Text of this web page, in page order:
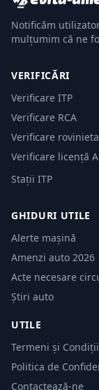
Notificăm
mulțumim că ne
VERIFICĂRI
Verificare ITP
Verificare RCA
Verificare rovinieta
Verificare licență
Stații ITP
GHIDURI UTILE
Alerte mașină
Amenzi auto 2026
Acte necesare
Știri auto
UTILE
Termeni și Condiții
Politica de
Contactează-ne